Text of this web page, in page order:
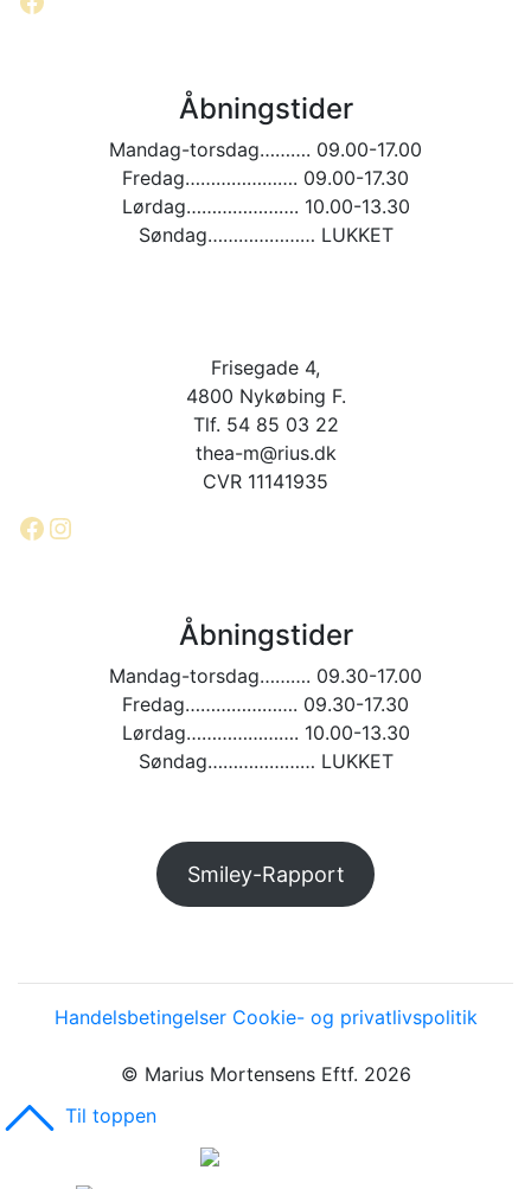
Åbningstider
Mandag-torsdag………. 09.00-17.00
Fredag…………………. 09.00-17.30
Lørdag…………………. 10.00-13.30
Søndag………………… LUKKET
Frisegade 4,
4800 Nykøbing F.
Tlf. 54 85 03 22
thea-m@rius.dk
CVR 11141935
Facebook
Instagram
Åbningstider
Mandag-torsdag………. 09.30-17.00
Fredag…………………. 09.30-17.30
Lørdag…………………. 10.00-13.30
Søndag………………… LUKKET
Smiley-Rapport
Handelsbetingelser Cookie- og privatlivspolitik
© Marius Mortensens Eftf. 2026
Til toppen